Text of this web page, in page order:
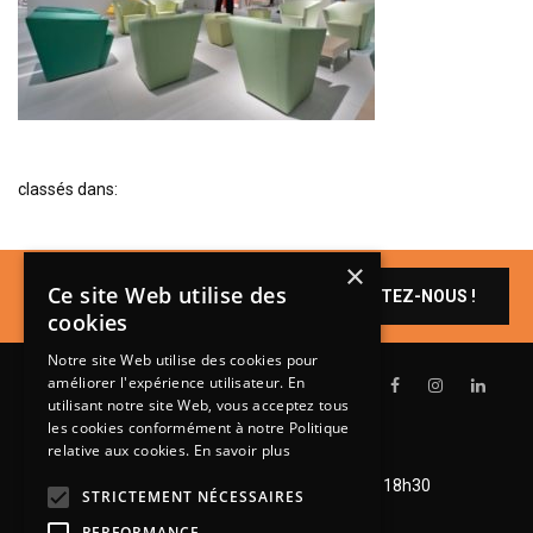
BIBLIOTHÈQUE
TABLE BASSE
SALLES À MANGER
BAHUT
CONVERTIBLE
MATELAS
classés dans:
Un produit vous
intéresse ?
CONTACTEZ-NOUS !
Lundi de 14h à 18h30
Mardi à vendredi de 9h à 12h et de 14h à 18h30
×
Ce site Web utilise des
cookies
Notre site Web utilise des cookies pour
améliorer l'expérience utilisateur. En
utilisant notre site Web, vous acceptez tous
les cookies conformément à notre Politique
relative aux cookies. En savoir plus
STRICTEMENT NÉCESSAIRES